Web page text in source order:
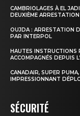
CAMBRIOLAGES À EL
DEUXIÈME ARRESTATION
OUJDA : ARRESTATION
PAR INTERPOL
HAUTES INSTRUCTIONS
ACCOMPAGNÉS DEPUIS
CANADAIR, SUPER
IMPRESSIONNANT
SÉCURITÉ